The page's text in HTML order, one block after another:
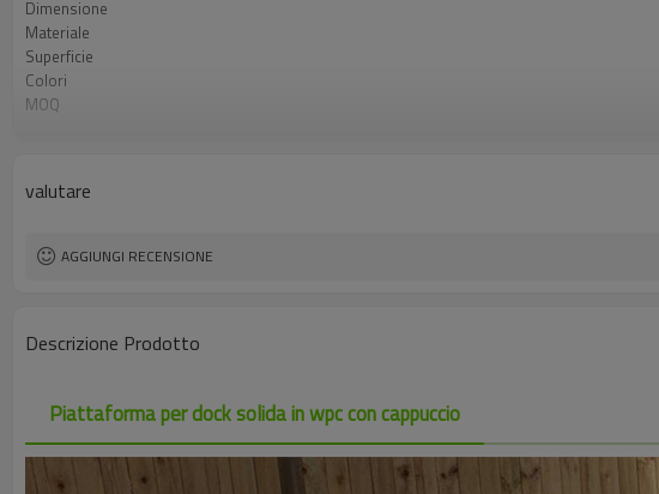
Dimensione
Materiale
Superficie
Colori
MOQ
Certificato
valutare
AGGIUNGI RECENSIONE
Descrizione Prodotto
Piattaforma per dock solida in wpc con cappuccio